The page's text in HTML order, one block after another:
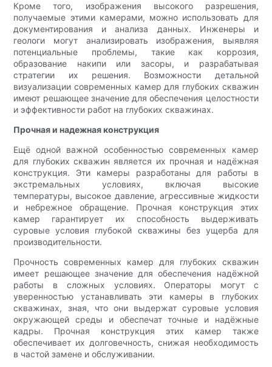
Кроме того, изображения высокого разрешения,
получаемые этими камерами, можно использовать для
документирования и анализа данных. Инженеры и
геологи могут анализировать изображения, выявляя
потенциальные проблемы, такие как коррозия,
образование накипи или засоры, и разрабатывая
стратегии их решения. Возможности детальной
визуализации современных камер для глубоких скважин
имеют решающее значение для обеспечения целостности
и эффективности работ на глубоких скважинах.
Прочная и надежная конструкция
Ещё одной важной особенностью современных камер
для глубоких скважин является их прочная и надёжная
конструкция. Эти камеры разработаны для работы в
экстремальных условиях, включая высокие
температуры, высокое давление, агрессивные жидкости
и небрежное обращение. Прочная конструкция этих
камер гарантирует их способность выдерживать
суровые условия глубокой скважины без ущерба для
производительности.
Прочность современных камер для глубоких скважин
имеет решающее значение для обеспечения надёжной
работы в сложных условиях. Операторы могут с
уверенностью устанавливать эти камеры в глубоких
скважинах, зная, что они выдержат суровые условия
окружающей среды и обеспечат точные и надёжные
кадры. Прочная конструкция этих камер также
обеспечивает их долговечность, снижая необходимость
в частой замене и обслуживании.